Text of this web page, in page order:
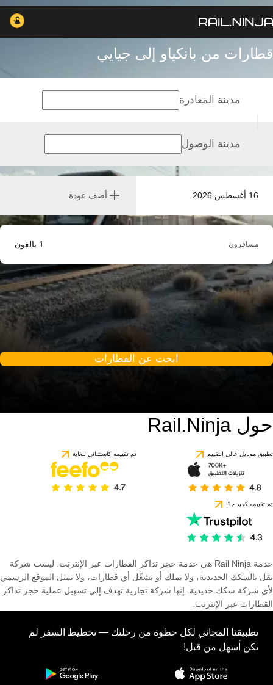
قطارات من بانكياو إلى جيايي
16 أغسطس 2026 أضف عودة
مدينة المغادرة
مدينة الوصول
مسافرون 1 بالغون
ابحث عن القطارات
حول Rail.Ninja
تطبيق موبايل عالي التقييم تم تقييمه كاستثنائي للغاية
تم تقييمه كجيد جدًا
خدمة Rail Ninja هي خدمة حجز تذاكر القطارات عبر الإنترنت. ليست شركة
نقل بالسكك الحديدية، ولا تملك أو تشغّل أي قطارات، ولا تمثل الموقع الرسمي
لأي شركة سكك حديدية. إنها شركة تجارية تهدف إلى تسهيل عملية حجز تذاكر
القطارات عبر الإنترنت.
تطبيقنا المجاني لكل خطوة من رحلتك — تخطيط السفر لم
يكن أسهل من قبل!